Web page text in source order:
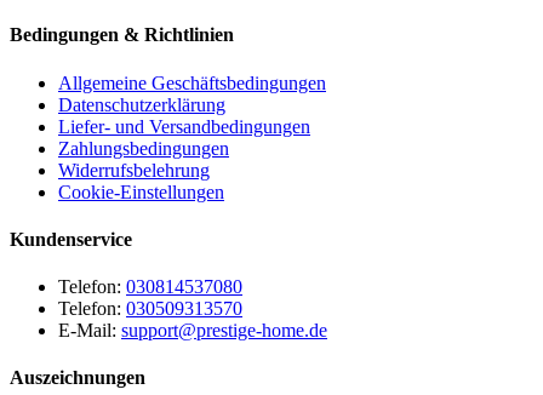
Bedingungen & Richtlinien
Allgemeine Geschäftsbedingungen
Datenschutzerklärung
Liefer- und Versandbedingungen
Zahlungsbedingungen
Widerrufsbelehrung
Cookie-Einstellungen
Kundenservice
Telefon: 030814537080
Telefon: 030509313570
E-Mail: support@prestige-home.de
Auszeichnungen